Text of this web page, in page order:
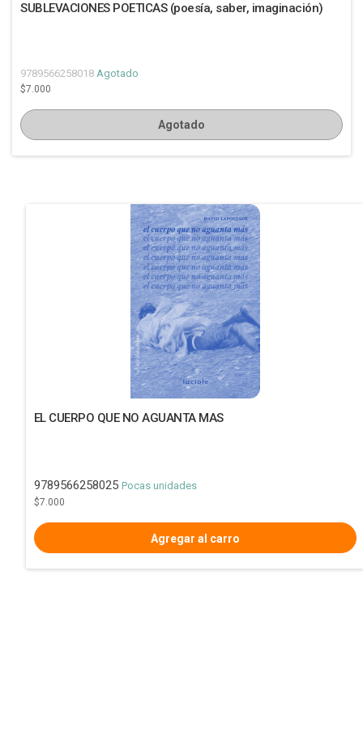
SUBLEVACIONES POETICAS (poesía, saber, imaginación)
9789566258018 Agotado
$7.000
Agotado
EL CUERPO QUE NO AGUANTA MAS
9789566258025 Pocas unidades
$7.000